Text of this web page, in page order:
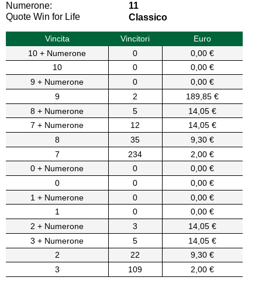
Numerone:
11
Quote Win for Life
Classico
Vincita Vincitori
Euro
10 + Numerone
0
0,00 €
10
0
0,00 €
9 + Numerone
0
0,00 €
9
2
189,85 €
8 + Numerone
5
14,05 €
7 + Numerone
12
14,05 €
8
35
9,30 €
7
234
2,00 €
0 + Numerone
0
0,00 €
0
0
0,00 €
1 + Numerone
0
0,00 €
1
0
0,00 €
2 + Numerone
3
14,05 €
3 + Numerone
5
14,05 €
2
22
9,30 €
3
109 2,00 €